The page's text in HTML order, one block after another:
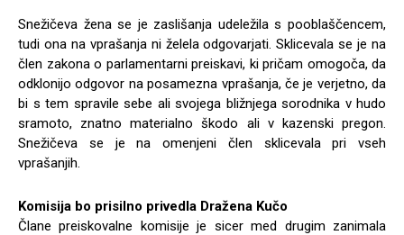
Snežičeva žena se je zaslišanja udeležila s pooblaščencem,
tudi ona na vprašanja ni želela odgovarjati. Sklicevala se je na
člen zakona o parlamentarni preiskavi, ki pričam omogoča, da
odklonijo odgovor na posamezna vprašanja, če je verjetno, da
bi s tem spravile sebe ali svojega bližnjega sorodnika v hudo
sramoto, znatno materialno škodo ali v kazenski pregon.
Snežičeva se je na omenjeni člen sklicevala pri vseh
vprašanjih.
Komisija bo prisilno privedla Dražena Kučo
Člane preiskovalne komisije je sicer med drugim zanimala